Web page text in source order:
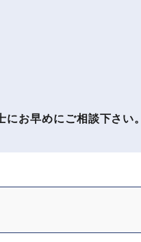
お早めにご相談下さい。